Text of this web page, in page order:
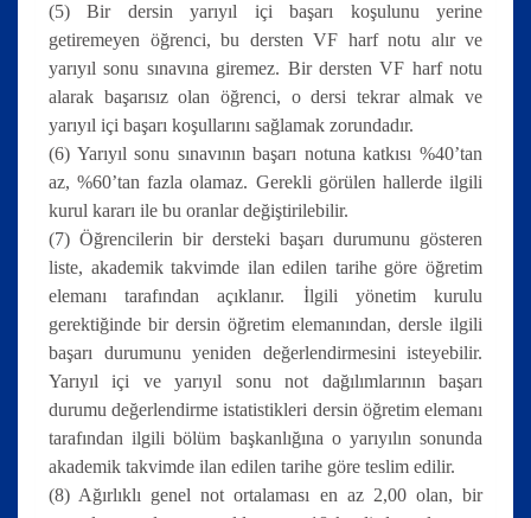
(5) Bir dersin yarıyıl içi başarı koşulunu yerine
getiremeyen öğrenci, bu dersten VF harf notu alır ve
yarıyıl sonu sınavına giremez. Bir dersten VF harf notu
alarak başarısız olan öğrenci, o dersi tekrar almak ve
yarıyıl içi başarı koşullarını sağlamak zorundadır.
(6) Yarıyıl sonu sınavının başarı notuna katkısı %40’tan
az, %60’tan fazla olamaz. Gerekli görülen hallerde ilgili
kurul kararı ile bu oranlar değiştirilebilir.
(7) Öğrencilerin bir dersteki başarı durumunu gösteren
liste, akademik takvimde ilan edilen tarihe göre öğretim
elemanı tarafından açıklanır. İlgili yönetim kurulu
gerektiğinde bir dersin öğretim elemanından, dersle ilgili
başarı durumunu yeniden değerlendirmesini isteyebilir.
Yarıyıl içi ve yarıyıl sonu not dağılımlarının başarı
durumu değerlendirme istatistikleri dersin öğretim elemanı
tarafından ilgili bölüm başkanlığına o yarıyılın sonunda
akademik takvimde ilan edilen tarihe göre teslim edilir.
(8) Ağırlıklı genel not ortalaması en az 2,00 olan, bir